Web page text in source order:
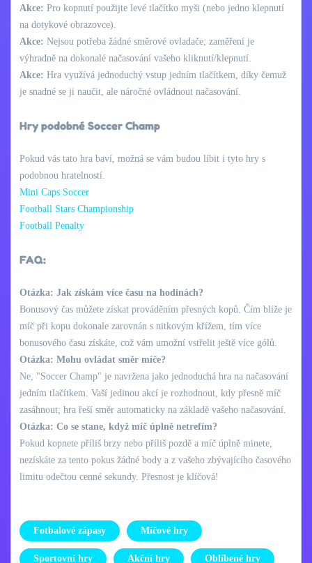
Akce: Pro kopnutí použijte levé tlačítko myši (nebo jedno klepnutí
na dotykové obrazovce).
Akce: Nejsou potřeba žádné směrové ovladače; zaměření je
výhradně na dokonalé načasování vašeho kliknutí/klepnutí.
Akce: Hra využívá jednoduchý vstup jedním tlačítkem, díky čemuž
je snadné se ji naučit, ale náročné ovládnout načasování.
Hry podobné Soccer Champ
Pokud vás tato hra baví, možná se vám budou líbit i tyto hry s
podobnou hratelností.
Mini Caps Soccer
Football Stars Championship
Football Penalty
FAQ:
Otázka: Jak získám více času na hodinách?
Bonusový čas můžete získat prováděním přesných kopů. Čím blíže je
míč při kopu dokonale zarovnán s nitkovým křížem, tím více
bonusového času získáte, což vám umožní vstřelit ještě více gólů.
Otázka: Mohu ovládat směr míče?
Ne, "Soccer Champ" je navržena jako jednoduchá hra na načasování
jedním tlačítkem. Vaší jedinou akcí je rozhodnout, kdy přesně míč
zasáhnout; hra řeší směr automaticky na základě vašeho načasování.
Otázka: Co se stane, když míč úplně netrefím?
Pokud kopnete příliš brzy nebo příliš pozdě a míč úplně minete,
nezískáte za tento pokus žádné body a z vašeho zbývajícího časového
limitu odečtou cenné sekundy. Přesnost je klíčová!
Fotbalové zápasy Míčové hry
Sportovní hry Akční hry Oblíbené hry